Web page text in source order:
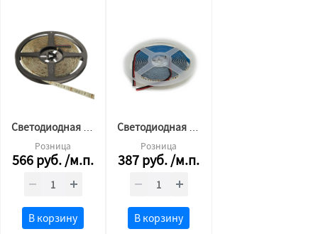
Светодиодная лента 5050 60 LED 12v 14.4 w RGB СФЕРА LUX
Розница
566руб./м.п.
В корзину
Cветодиодная лента 3014 240 LED 12v 24w 3000K бел.тепл СФЕРА LED LUX
Розница
387руб./м.п.
В корзину